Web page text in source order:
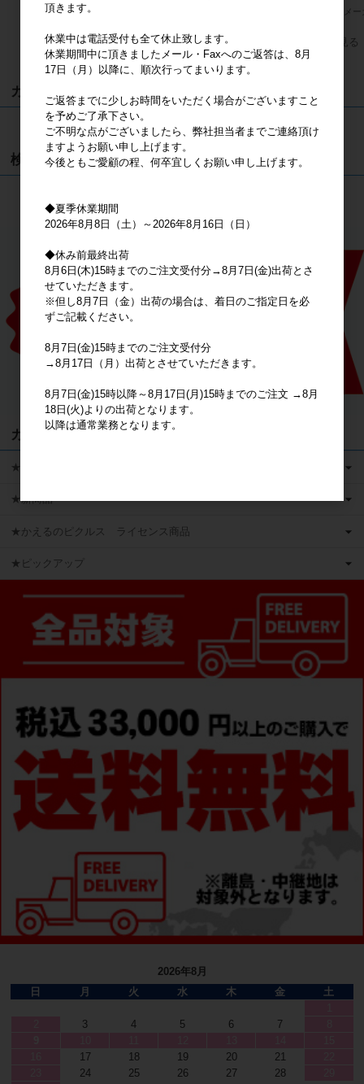
メーカー希望小売価格
メ
すべてのおすすめ商品を見る
カート
カートは空です
検索
カテゴリ
★キャラクターグッズ
★新商品
★かえるのピクルス ライセンス商品
★ピックアップ
2026年8月
日
月 火 水 木 金
土
3 4 5 6 7
17 18 19 20 21
24 25 26 27 28
頂きます。
休業中は電話受付も全て休止致します。
休業期間中に頂きましたメール・Faxへのご返答は、8月
17日（月）以降に、順次行ってまいります。
ご返答までに少しお時間をいただく場合がございますこと
を予めご了承下さい。
ご不明な点がございましたら、弊社担当者までご連絡頂け
ますようお願い申し上げます。
今後ともご愛顧の程、何卒宜しくお願い申し上げます。
◆夏季休業期間
2026年8月8日（土）～2026年8月16日（日）
◆休み前最終出荷
8月6日(木)15時までのご注文受付分→8月7日(金)出荷とさ
せていただきます。
※但し8月7日（金）出荷の場合は、着日のご指定日を必
ずご記載ください。
8月7日(金)15時までのご注文受付分
→8月17日（月）出荷とさせていただきます。
8月7日(金)15時以降～8月17日(月)15時までのご注文 →8月
18日(火)よりの出荷となります。
以降は通常業務となります。